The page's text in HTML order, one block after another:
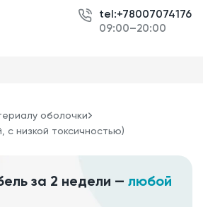
tel:+78007074176
09:00–20:00
оболочки
с низкой токсичностью)
за 2 недели — любой